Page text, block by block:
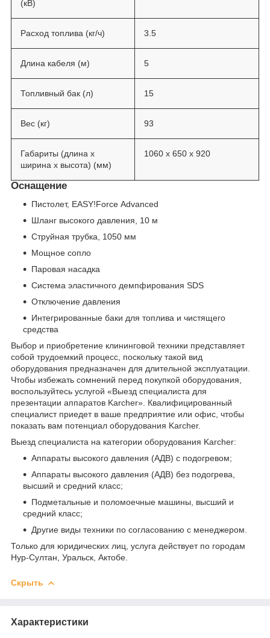
(кВ)
Расход топлива (кг/ч) 3.5
Длина кабеля (м) 5
Топливный бак (л) 15
Вес (кг) 93
Габариты (длина х
ширина х высота) (мм)
1060 x 650 x 920
Оснащение
Пистолет, EASY!Force Advanced
Шланг высокого давления, 10 м
Струйная трубка, 1050 мм
Мощное сопло
Паровая насадка
Система эластичного демпфирования SDS
Отключение давления
Интегрированные баки для топлива и чистящего
средства
Выбор и приобретение клининговой техники представляет
собой трудоемкий процесс, поскольку такой вид
оборудования предназначен для длительной эксплуатации.
Чтобы избежать сомнений перед покупкой оборудования,
воспользуйтесь услугой «Выезд специалиста для
презентации аппаратов Karcher». Квалифицированный
специалист приедет в ваше предприятие или офис, чтобы
показать вам потенциал оборудования Karcher.
Выезд специалиста на категории оборудования Karcher:
Аппараты высокого давления (АДВ) с подогревом;
Аппараты высокого давления (АДВ) без подогрева,
высший и средний класс;
Подметальные и поломоечные машины, высший и
средний класс;
Другие виды техники по согласованию с менеджером.
Только для юридических лиц, услуга действует по городам
Нур-Султан, Уральск, Актобе.
Скрыть
Характеристики